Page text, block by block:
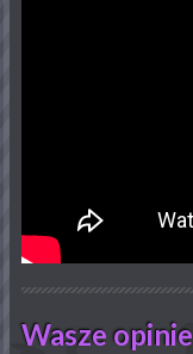
Wasze opinie